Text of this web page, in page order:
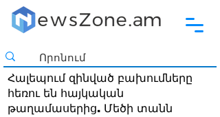
Հալեպում զինված բախումները
հեռու են հայկական
թաղամասերից. Մեծի տանն